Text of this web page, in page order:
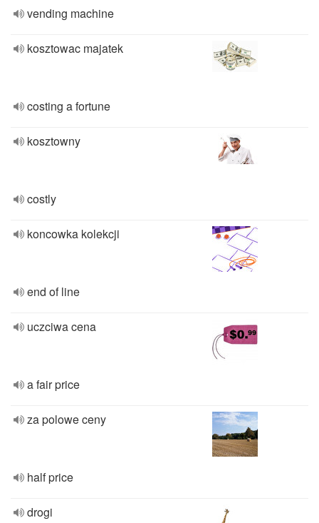
vending machine
kosztowac majatek
costing a fortune
kosztowny
costly
koncowka kolekcji
end of line
uczciwa cena
a fair price
za polowe ceny
half price
drogi